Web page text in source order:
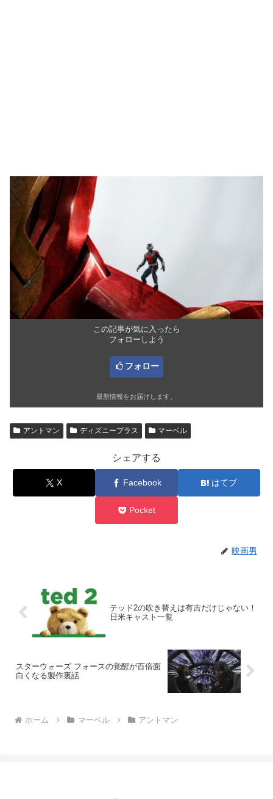
この記事が気に入ったら
フォローしよう
フォロー
最新情報をお届けします。
アントマン ディズニープラス マーベル
シェアする
X Facebook はてブ
Pocket
映画男
テッド2の吹き替えは有吉だけじゃない！
日米キャスト一覧
スターウォーズ フォースの覚醒が百倍面
白くなる製作裏話
ホーム マーベル アントマン